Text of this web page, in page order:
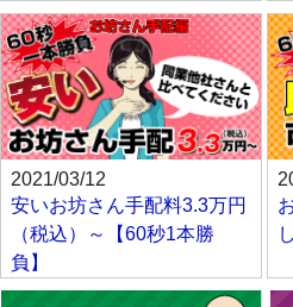
2021/03/12
安いお坊さん手配料3.3万円
（税込）～【60秒1本勝
負】